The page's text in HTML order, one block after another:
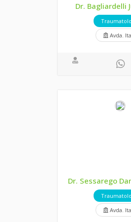
Dr. Bagliardelli
Avda.
Dr. Sessarego
Avda.